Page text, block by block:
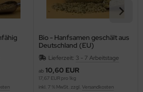
Bio - Hanfsamen geschält aus
Deutschland (EU)
Lieferzeit: 3 - 7 Arbeitstage
ab 10,60 EUR
17,67 EUR pro 1kg
inkl. 7 % MwSt. zzgl. Versandkosten